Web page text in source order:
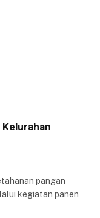
pangan
kegiatan panen